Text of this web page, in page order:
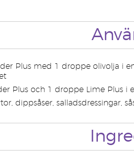
Plus med 1 droppe olivolja i
Plus och 1 droppe Lime Plus i
dippsåser, salladsdressingar,